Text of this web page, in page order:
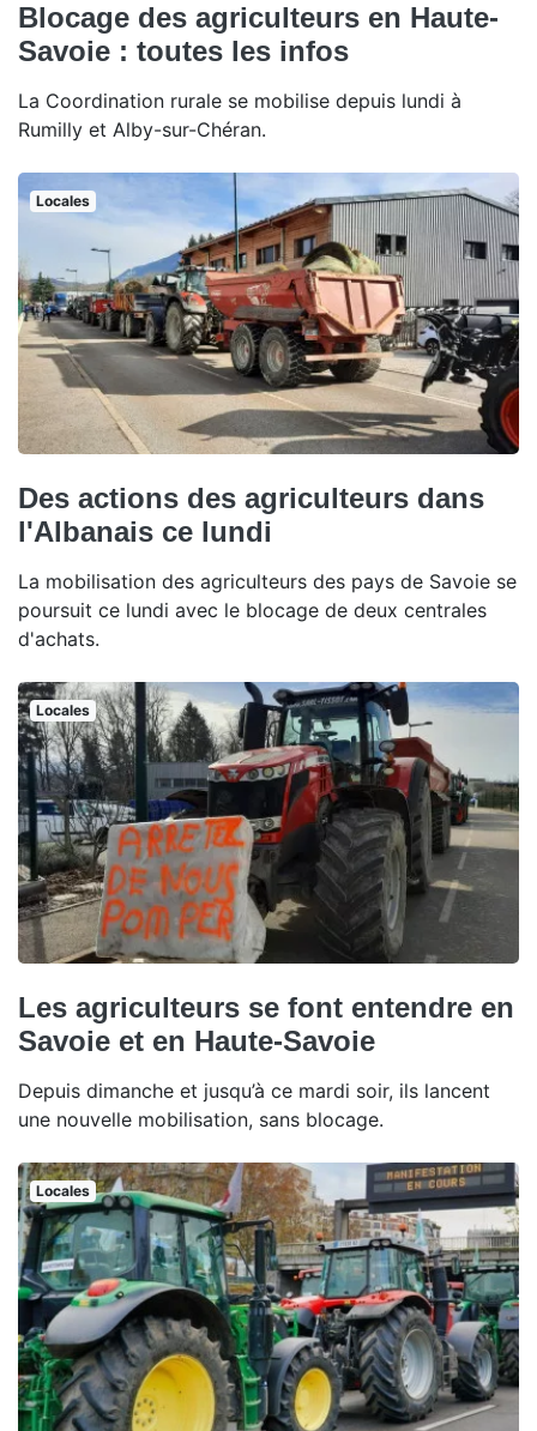
Blocage des agriculteurs en Haute-
Savoie : toutes les infos
La Coordination rurale se mobilise depuis lundi à
Rumilly et Alby-sur-Chéran.
Locales
Des actions des agriculteurs dans
l'Albanais ce lundi
La mobilisation des agriculteurs des pays de Savoie se
poursuit ce lundi avec le blocage de deux centrales
d'achats.
Locales
Les agriculteurs se font entendre en
Savoie et en Haute-Savoie
Depuis dimanche et jusqu’à ce mardi soir, ils lancent
une nouvelle mobilisation, sans blocage.
Locales